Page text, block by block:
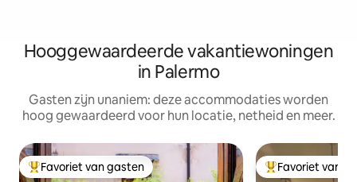
Hooggewaardeerde vakantiewoningen
in Palermo
Gasten zijn unaniem: deze accommodaties worden
hoog gewaardeerd voor hun locatie, netheid en meer.
Topfavoriet van gasten
Favoriet van gasten Topfavoriet van
Favoriet van